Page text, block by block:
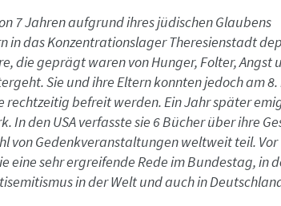
7 Jahren aufgrund ihres jüdischen Glaubens
in das Konzentrationslager Theresienstadt
die geprägt waren von Hunger, Folter, Angst
Sie und ihre Eltern konnten jedoch am 8.
rechtzeitig befreit werden. Ein Jahr später
In den USA verfasste sie 6 Bücher über ihre
von Gedenkveranstaltungen weltweit teil. Vor
eine sehr ergreifende Rede im Bundestag, in
in der Welt und auch in